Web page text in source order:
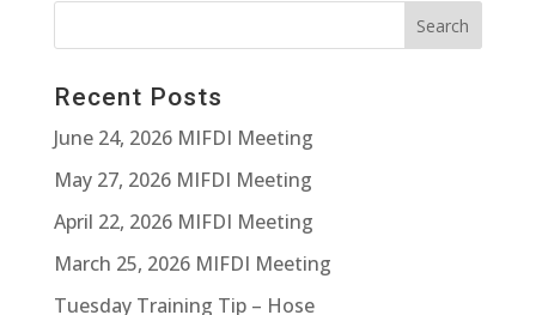
Recent Posts
June 24, 2026 MIFDI Meeting
May 27, 2026 MIFDI Meeting
April 22, 2026 MIFDI Meeting
March 25, 2026 MIFDI Meeting
Tuesday Training Tip – Hose